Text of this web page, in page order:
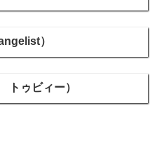
）
ゥビィー）